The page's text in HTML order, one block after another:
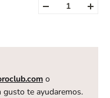
o
gusto te ayudaremos.